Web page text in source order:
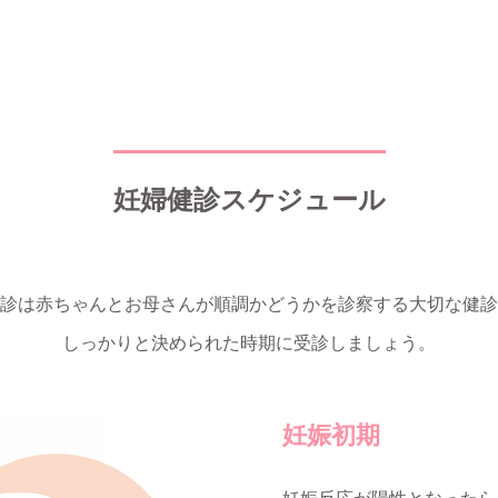
妊婦健診スケジュール
は赤ちゃんとお母さんが順調かどうかを診察する大切な健
しっかりと決められた時期に受診しましょう。
妊娠初期